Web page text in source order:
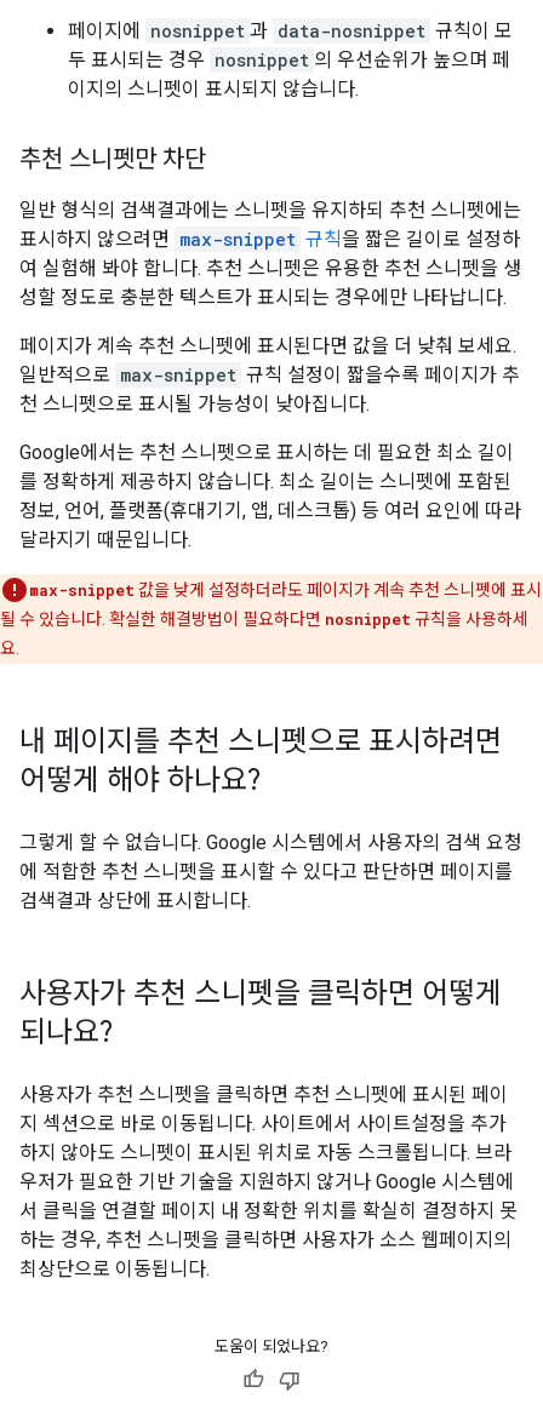
페이지에
nosnippet 과 data-nosnippet 규칙이 모
두 표시되는 경우 nosnippet 의 우선순위가 높으며 페
이지의 스니펫이 표시되지 않습니다.
추천 스니펫만 차단
일반 형식의 검색결과에는 스니펫을 유지하되 추천 스니펫에는
표시하지 않으려면 max-snippet 규칙을 짧은 길이로 설정하
여 실험해 봐야 합니다. 추천 스니펫은 유용한 추천 스니펫을 생
성할 정도로 충분한 텍스트가 표시되는 경우에만 나타납니다.
페이지가 계속 추천 스니펫에 표시된다면 값을 더 낮춰 보세요.
일반적으로 max-snippet 규칙 설정이 짧을수록 페이지가 추
천 스니펫으로 표시될 가능성이 낮아집니다.
Google에서는 추천 스니펫으로 표시하는 데 필요한 최소 길이
를 정확하게 제공하지 않습니다. 최소 길이는 스니펫에 포함된
정보, 언어, 플랫폼(휴대기기, 앱, 데스크톱) 등 여러 요인에 따라
달라지기 때문입니다.
max-snippet 값을 낮게 설정하더라도 페이지가 계속 추천 스니펫에 표시
될 수 있습니다. 확실한 해결방법이 필요하다면 nosnippet 규칙을 사용하세
요.
내 페이지를 추천 스니펫으로 표시하려면
어떻게 해야 하나요?
그렇게 할 수 없습니다. Google 시스템에서 사용자의 검색 요청
에 적합한 추천 스니펫을 표시할 수 있다고 판단하면 페이지를
검색결과 상단에 표시합니다.
사용자가 추천 스니펫을 클릭하면 어떻게
되나요?
사용자가 추천 스니펫을 클릭하면 추천 스니펫에 표시된 페이
지 섹션으로 바로 이동됩니다. 사이트에서 사이트설정을 추가
하지 않아도 스니펫이 표시된 위치로 자동 스크롤됩니다. 브라
우저가 필요한 기반 기술을 지원하지 않거나 Google 시스템에
서 클릭을 연결할 페이지 내 정확한 위치를 확실히 결정하지 못
하는 경우, 추천 스니펫을 클릭하면 사용자가 소스 웹페이지의
최상단으로 이동됩니다.
도움이 되었나요?